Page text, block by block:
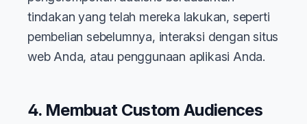
tindakan yang telah mereka lakukan, seperti
pembelian sebelumnya, interaksi dengan situs
web Anda, atau penggunaan aplikasi Anda.
4. Membuat Custom Audiences